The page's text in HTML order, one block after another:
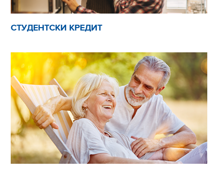
СТУДЕНТСКИ КРЕДИТ